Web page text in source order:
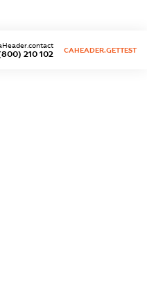
210 102 CAHEADER.GETTEST